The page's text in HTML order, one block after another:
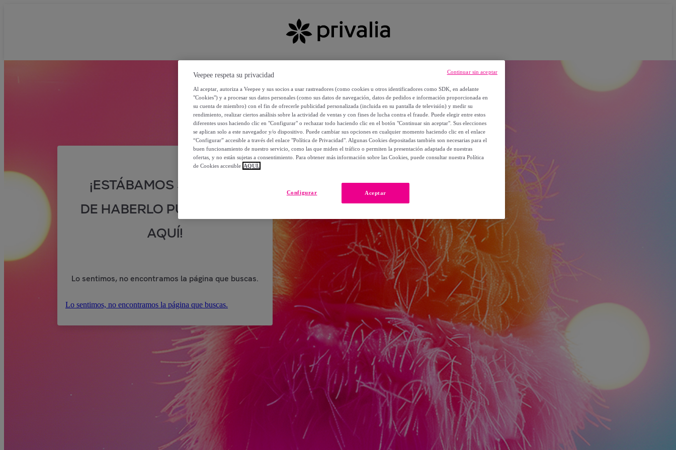
¡ESTÁBAMOS SEGUROS
DE HABERLO PUESTO POR
AQUÍ!
Lo sentimos, no encontramos la página que buscas.
Lo sentimos, no encontramos la página que buscas.
Veepee respeta su privacidad
Al aceptar, autoriza a Veepee y sus socios a usar rastreadores (como cookies u otros identificadores como SDK, en adelante
"Cookies") y a procesar sus datos personales (como sus datos de navegación, datos de pedidos e información proporcionada en
su cuenta de miembro) con el fin de ofrecerle publicidad personalizada (incluida en su pantalla de televisión) y medir su
rendimiento, realizar ciertos análisis sobre la actividad de ventas y con fines de lucha contra el fraude. Puede elegir entre estos
diferentes usos haciendo clic en "Configurar" o rechazar todo haciendo clic en el botón "Continuar sin aceptar". Sus elecciones
se aplican solo a este navegador y/o dispositivo. Puede cambiar sus opciones en cualquier momento haciendo clic en el enlace
“Configurar” accesible a través del enlace "Política de Privacidad". Algunas Cookies depositadas también son necesarias para el
buen funcionamiento de nuestro servicio, como las que miden el tráfico o permiten la presentación adaptada de nuestras
ofertas, y no están sujetas a consentimiento. Para obtener más información sobre las Cookies, puede consultar nuestra Política
de Cookies accesible AQUÍ.
Aceptar
Configurar
Continuar sin aceptar